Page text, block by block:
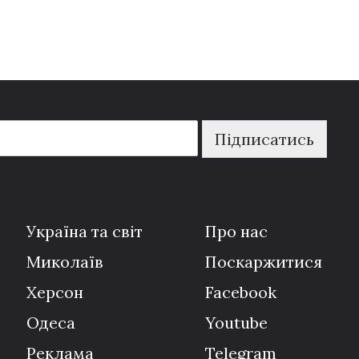
Підписатись
Україна та світ
Миколаїв
Херсон
Одеса
Реклама
Про нас
Поскаржитися
Facebook
Youtube
Telegram